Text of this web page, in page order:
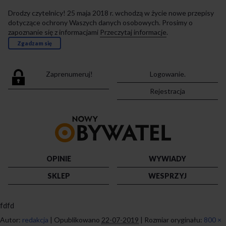
Drodzy czytelnicy! 25 maja 2018 r. wchodzą w życie nowe przepisy
dotyczące ochrony Waszych danych osobowych. Prosimy o
zapoznanie się z informacjami Przeczytaj informacje.
Zgadzam się
Zaprenumeruj!
Logowanie.
Rejestracja
strony
OPINIE
WYWIADY
SKLEP
WESPRZYJ
fdfd
Autor: redakcja | Opublikowano 22-07-2019 | Rozmiar oryginału: 800 ×